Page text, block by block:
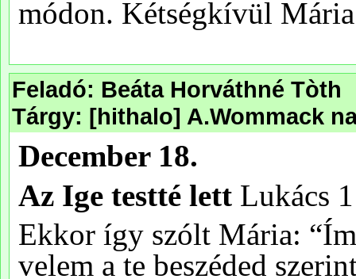
Feladó: Beáta Horváthné Tòth
Tárgy: [hithalo] A.Wommack